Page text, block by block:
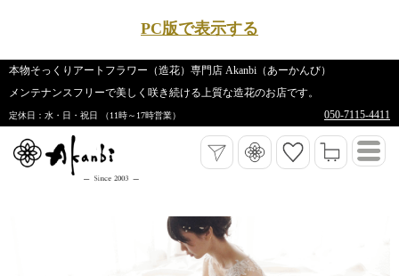
PC版で表示する
本物そっくりアートフラワー（造花）専門店 Akanbi（あーかんび）
メンテナンスフリーで美しく咲き続ける上質な造花のお店です。
定休日：水・日・祝日 （11時～17時営業） 050-7115-4411